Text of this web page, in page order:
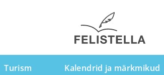
Turism Kalendrid ja märkmikud